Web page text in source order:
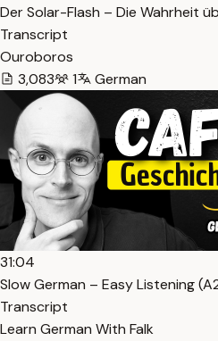
Der Solar-Flash – Die Wahrheit
Transcript
Ouroboros
3,083
1 German
31:04
Slow German – Easy Listening
Transcript
Learn German With Falk